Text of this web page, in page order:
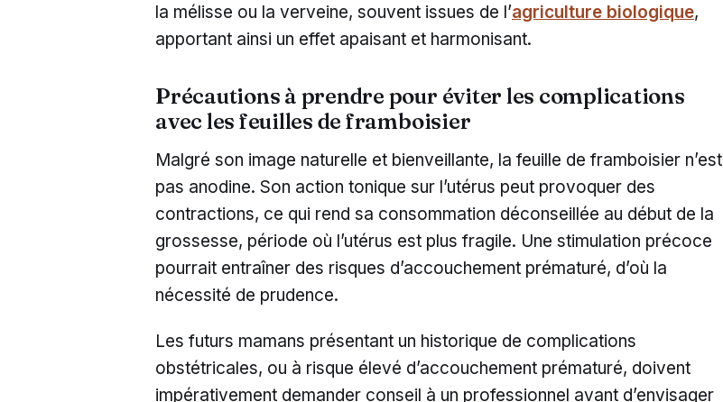
la mélisse ou la verveine, souvent issues de l’agriculture biologique,
apportant ainsi un effet apaisant et harmonisant.
Précautions à prendre pour éviter les complications
avec les feuilles de framboisier
Malgré son image naturelle et bienveillante, la feuille de framboisier n’est
pas anodine. Son action tonique sur l’utérus peut provoquer des
contractions, ce qui rend sa consommation déconseillée au début de la
grossesse, période où l’utérus est plus fragile. Une stimulation précoce
pourrait entraîner des risques d’accouchement prématuré, d’où la
nécessité de prudence.
Les futurs mamans présentant un historique de complications
obstétricales, ou à risque élevé d’accouchement prématuré, doivent
impérativement demander conseil à un professionnel avant d’envisager